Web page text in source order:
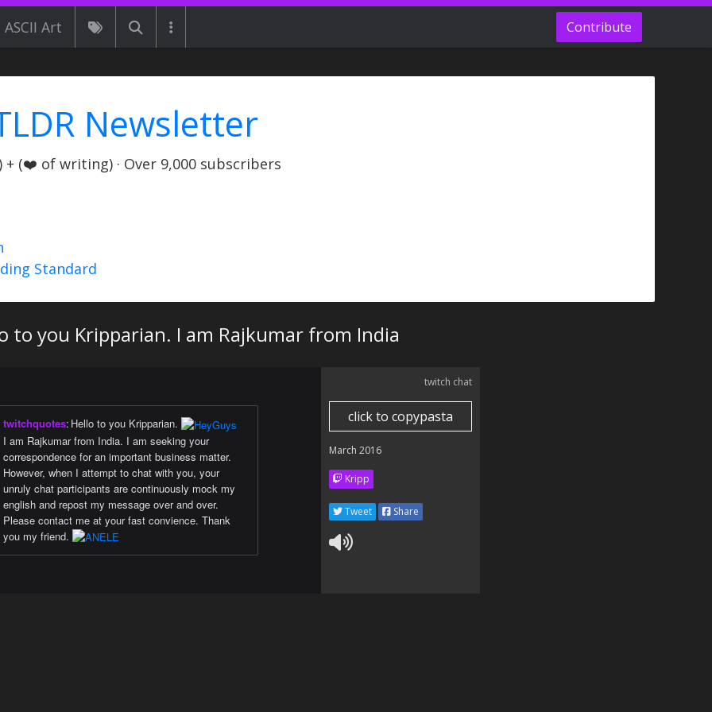
ASCII Art Contribute
Newsletter
(❤️ of writing) · Over 9,000 subscribers
Standard
to you Kripparian. I am Rajkumar from India
twitchquotes: Hello to you Kripparian.
I am Rajkumar from India. I am seeking your
correspondence for an important business matter.
However, when I attempt to chat with you, your
unruly chat participants are continuously mock my
english and repost my message over and over.
Please contact me at your fast convience. Thank
you my friend.
twitch chat
click to copypasta
March 2016
Kripp
Tweet Share